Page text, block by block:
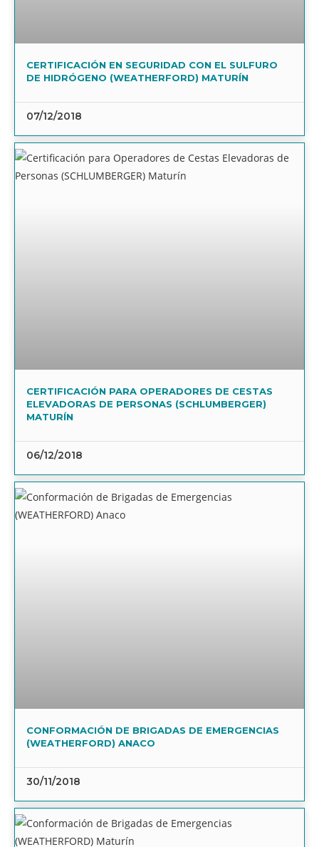
CERTIFICACIÓN EN SEGURIDAD CON EL SULFURO
DE HIDRÓGENO (WEATHERFORD) MATURÍN
07/12/2018
CERTIFICACIÓN PARA OPERADORES DE CESTAS
ELEVADORAS DE PERSONAS (SCHLUMBERGER)
MATURÍN
06/12/2018
CONFORMACIÓN DE BRIGADAS DE EMERGENCIAS
(WEATHERFORD) ANACO
30/11/2018